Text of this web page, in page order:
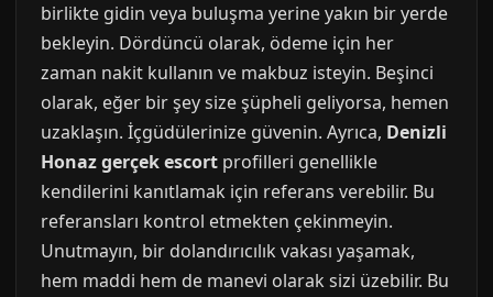
birlikte gidin veya buluşma yerine yakın bir yerde
bekleyin. Dördüncü olarak, ödeme için her
zaman nakit kullanın ve makbuz isteyin. Beşinci
olarak, eğer bir şey size şüpheli geliyorsa, hemen
uzaklaşın. İçgüdülerinize güvenin. Ayrıca, Denizli
Honaz gerçek escort profilleri genellikle
kendilerini kanıtlamak için referans verebilir. Bu
referansları kontrol etmekten çekinmeyin.
Unutmayın, bir dolandırıcılık vakası yaşamak,
hem maddi hem de manevi olarak sizi üzebilir. Bu